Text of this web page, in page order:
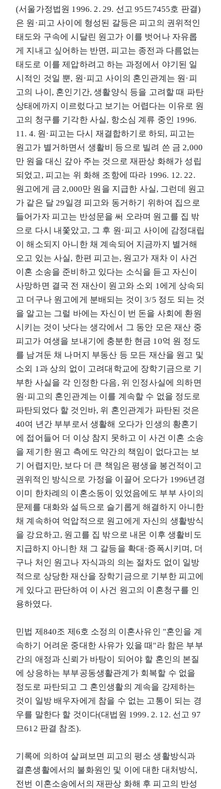
(서울가정법원 1996. 2. 29. 선고 95드7455호 판결)
은 원·피고 사이에 형성된 갈등은 피고의 권위적인
태도와 구속에 시달린 원고가 이를 벗어나 자유롭
게 지내고 싶어하는 반면, 피고는 종전과 다름없는
태도로 이를 제압하려고 하는 과정에서 야기된 일
시적인 것일 뿐, 원·피고 사이의 혼인관계는 원·피
고의 나이, 혼인기간, 생활양식 등을 고려할 때 파탄
상태에까지 이르렀다고 보기는 어렵다는 이유로 원
고의 청구를 기각한 사실, 항소심 계류 중인 1996.
11. 4. 원·피고는 다시 재결합하기로 하되, 피고는
원고가 별거하면서 생활비 등으로 빌려 쓴 금 2,000
만 원을 대신 갚아 주는 것으로 재판상 화해가 성립
되었고, 피고는 위 화해 조항에 따라 1996. 12. 22.
원고에게 금 2,000만 원을 지급한 사실, 그런데 원고
가 같은 달 29일경 피고와 동거하기 위하여 집으로
들어가자 피고는 반성문을 써 오라며 원고를 집 밖
으로 다시 내쫓았고, 그 후 원·피고 사이에 감정대립
이 해소되지 아니한 채 계속되어 지금까지 별거해
오고 있는 사실, 한편 피고는, 원고가 재차 이 사건
이혼 소송을 준비하고 있다는 소식을 듣고 자신이
사망하면 결국 전 재산이 원고와 소외 1에게 상속되
고 더구나 원고에게 분배되는 것이 3/5 정도 되는 것
을 알고는 그럴 바에는 자신이 번 돈을 사회에 환원
시키는 것이 낫다는 생각에서 그 동안 모은 재산 중
피고가 여생을 보내기에 충분한 현금 10억 원 정도
를 남겨둔 채 나머지 부동산 등 모든 재산을 원고 및
소외 1과 상의 없이 고려대학교에 장학기금으로 기
부한 사실을 각 인정한 다음, 위 인정사실에 의하면
원·피고의 혼인관계는 이를 계속할 수 없을 정도로
파탄되었다 할 것인바, 위 혼인관계가 파탄된 것은
40여 년간 부부로서 생활해 오다가 인생의 황혼기
에 접어들어 더 이상 참지 못하고 이 사건 이혼 소송
을 제기한 원고 측에도 약간의 책임이 없다고는 보
기 어렵지만, 보다 더 큰 책임은 평생을 봉건적이고
권위적인 방식으로 가정을 이끌어 오다가 1996년경
이미 한차례의 이혼소동이 있었음에도 부부 사이의
문제를 대화와 설득으로 슬기롭게 해결하지 아니한
채 계속하여 억압적으로 원고에게 자신의 생활방식
을 강요하고, 원고를 집 밖으로 내몬 이후 생활비도
지급하지 아니한 채 그 갈등을 확대·증폭시키며, 더
구나 처인 원고나 자식과의 의논 절차도 없이 일방
적으로 상당한 재산을 장학기금으로 기부한 피고에
게 있다고 판단하여 이 사건 원고의 이혼청구를 인
용하였다.
민법 제840조 제6호 소정의 이혼사유인 "혼인을 계
속하기 어려운 중대한 사유가 있을 때"라 함은 부부
간의 애정과 신뢰가 바탕이 되어야 할 혼인의 본질
에 상응하는 부부공동생활관계가 회복할 수 없을
정도로 파탄되고 그 혼인생활의 계속을 강제하는
것이 일방 배우자에게 참을 수 없는 고통이 되는 경
우를 말한다 할 것이다(대법원 1999. 2. 12. 선고 97
므612 판결 참조).
기록에 의하여 살펴보면 피고의 평소 생활방식과
결혼생활에서의 불화원인 및 이에 대한 대처방식,
전번 이혼소송에서의 재판상 화해 후 피고의 반성